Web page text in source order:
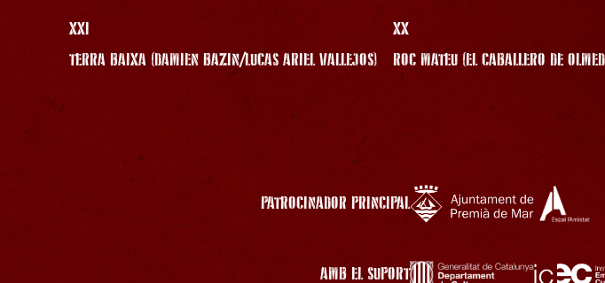
XXI
TERRA BAIXA (DAMIEN BAZIN/LUCAS ARIEL VALLEJOS)
XX
ROC MATEU (EL CABALLERO DE
PATROCINADOR PRINCIPAL
AMB EL SUPORT